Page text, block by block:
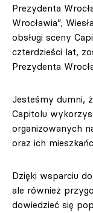
Prezydenta
Wrocławia”;
obsługi sceny
czterdzieści lat,
Prezydenta
Jesteśmy dumni,
Capitolu
organizowanych
oraz ich
Dzięki wsparciu
ale również
dowiedzieć się